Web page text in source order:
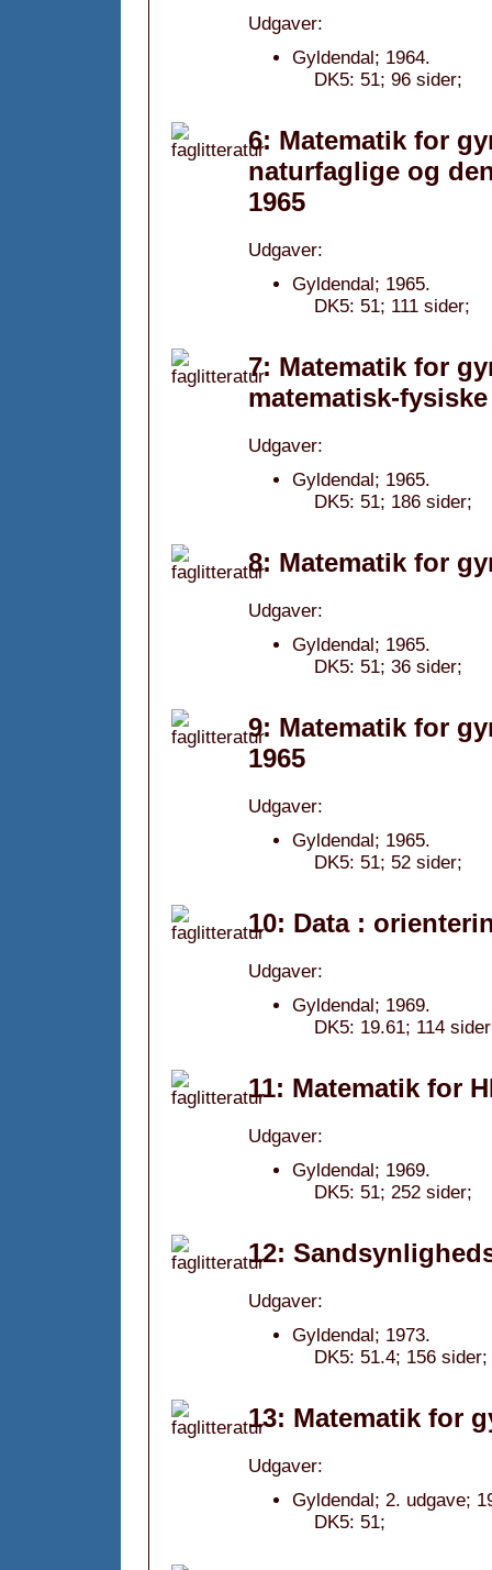
Udgaver:
Gyldendal; 1964.
DK5: 51; 96 sider;
6: Matematik for
naturfaglige og
1965
Udgaver:
Gyldendal; 1965.
DK5: 51; 111 sider;
7: Matematik for
matematisk-
Udgaver:
Gyldendal; 1965.
DK5: 51; 186 sider;
8: Matematik for
Udgaver:
Gyldendal; 1965.
DK5: 51; 36 sider;
9: Matematik for
1965
Udgaver:
Gyldendal; 1965.
DK5: 51; 52 sider;
10: Data :
Udgaver:
Gyldendal; 1969.
DK5: 19.61; 114
11: Matematik for
Udgaver:
Gyldendal; 1969.
DK5: 51; 252 sider;
12:
Udgaver:
Gyldendal; 1973.
DK5: 51.4; 156 sider;
13: Matematik for
Udgaver:
Gyldendal; 2. udgave;
DK5: 51;